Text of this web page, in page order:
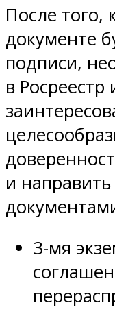
После
документе
подписи,
в
и направить
3-мя